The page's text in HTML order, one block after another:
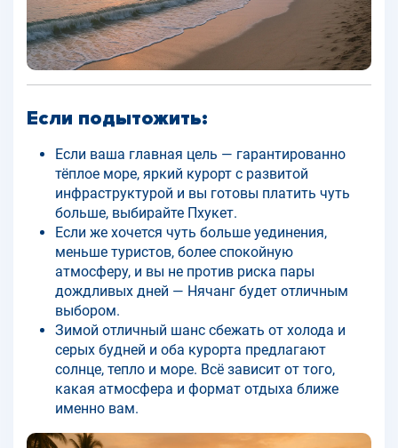
Если подытожить:
Если ваша главная цель — гарантированно
тёплое море, яркий курорт с развитой
инфраструктурой и вы готовы платить чуть
больше, выбирайте Пхукет.
Если же хочется чуть больше уединения,
меньше туристов, более спокойную
атмосферу, и вы не против риска пары
дождливых дней — Нячанг будет отличным
выбором.
Зимой отличный шанс сбежать от холода и
серых будней и оба курорта предлагают
солнце, тепло и море. Всё зависит от того,
какая атмосфера и формат отдыха ближе
именно вам.